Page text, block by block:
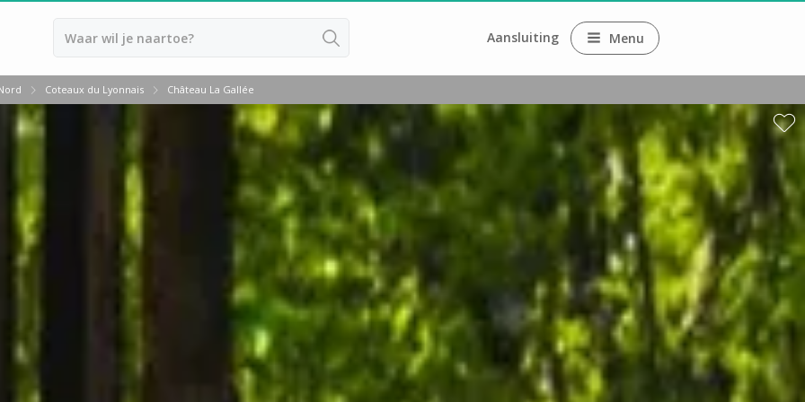
Aansluiting Menu
Terug
Overnachten Wijngaard Bordeaux
Overnachten Wijngaard Bourgogne
Overnachten Wijngaard Champagne
Overnachten Wijngaard Epernay
Overnachten Wijngaard Bourdeaux
Overnachten Wijngaard Bourgogne
Overnachten Wijngaard Champagne
Overnachten Wijngaard Epernay
Coteaux du Lyonnais Château La Gallée